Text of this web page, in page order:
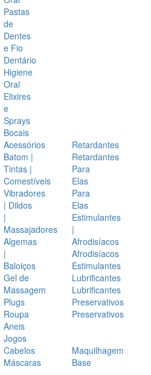
Pastas
de
Dentes
e Fio
Dentário
Higiene
Oral
Elixires
e
Sprays
Bocais
Acessórios
Batom |
Tintas |
Comestíveis
Vibradores
| Dildos
|
Massajadores
Algemas
|
Baloiços
Gel de
Massagem
Plugs
Roupa
Aneis
Jogos
Retardantes
Retardantes
Para
Elas
Para
Elas
Estimulantes
|
Afrodisíacos
Afrodisíacos
Estimulantes
Lubrificantes
Lubrificantes
Preservativos
Preservativos
Cabelos
Máscaras
Maquilhagem
Base